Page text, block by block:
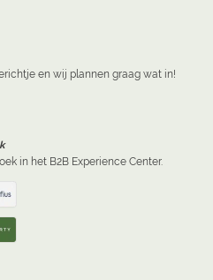
en wij plannen graag wat in!
in het B2B Experience Center.